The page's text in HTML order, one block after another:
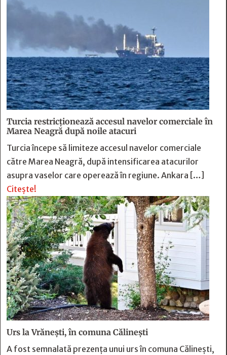
Turcia restricționează accesul navelor comerciale în
Marea Neagră după noile atacuri
Turcia începe să limiteze accesul navelor comerciale
către Marea Neagră, după intensificarea atacurilor
asupra vaselor care operează în regiune. Ankara […]
Citește!
Urs la Vrănești, în comuna Călinești
A fost semnalată prezența unui urs în comuna Călinești,